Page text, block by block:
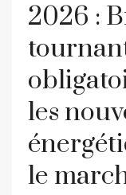
2026 :
les
le